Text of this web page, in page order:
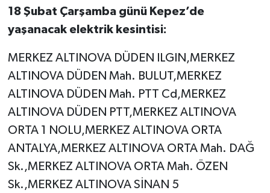
18 Şubat Çarşamba günü Kepez’de
yaşanacak elektrik kesintisi:
MERKEZ ALTINOVA DÜDEN ILGIN,MERKEZ
ALTINOVA DÜDEN Mah. BULUT,MERKEZ
ALTINOVA DÜDEN Mah. PTT Cd,MERKEZ
ALTINOVA DÜDEN PTT,MERKEZ ALTINOVA
ORTA 1 NOLU,MERKEZ ALTINOVA ORTA
ANTALYA,MERKEZ ALTINOVA ORTA Mah. DAĞ
Sk.,MERKEZ ALTINOVA ORTA Mah. ÖZEN
Sk.,MERKEZ ALTINOVA SİNAN 5